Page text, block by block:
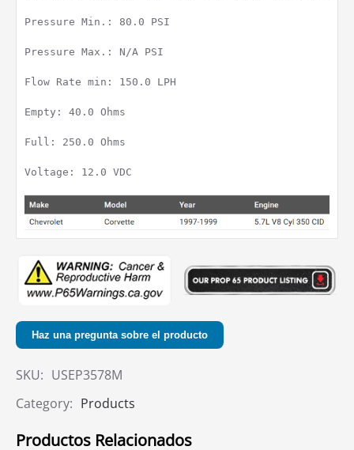
Pressure Min.: 80.0 PSI
Pressure Max.: N/A PSI
Flow Rate min: 150.0 LPH
Empty: 40.0 Ohms
Full: 250.0 Ohms
Voltage: 12.0 VDC
Haz una pregunta sobre el producto
SKU: USEP3578M
Category: Products
Productos Relacionados